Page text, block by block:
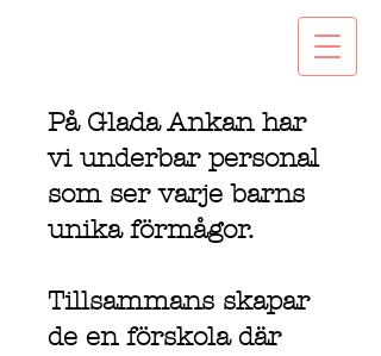
På Glada Ankan har
vi underbar personal
som ser varje barns
unika förmågor.
Tillsammans skapar
de en förskola där